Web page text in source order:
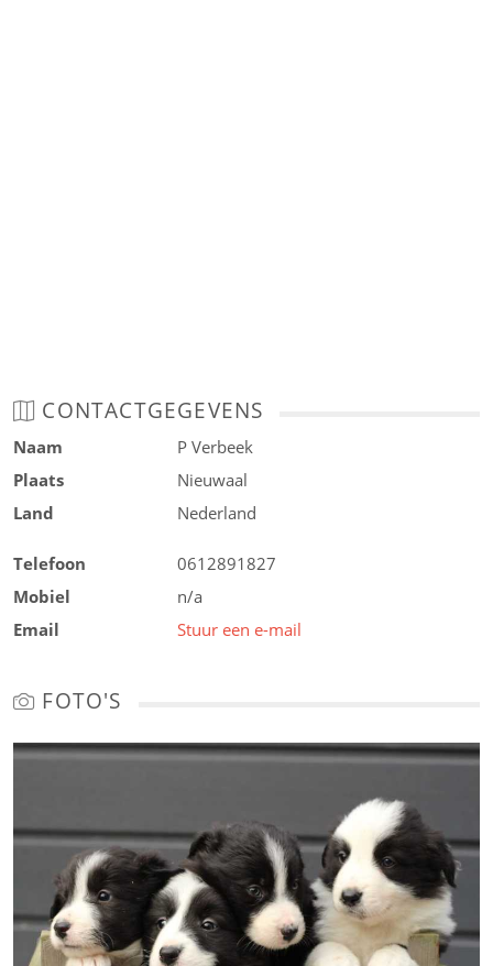
CONTACTGEGEVENS
Naam
P Verbeek
Plaats
Nieuwaal
Land
Nederland
Telefoon
0612891827
Mobiel
n/a
Email
Stuur een e-mail
FOTO'S